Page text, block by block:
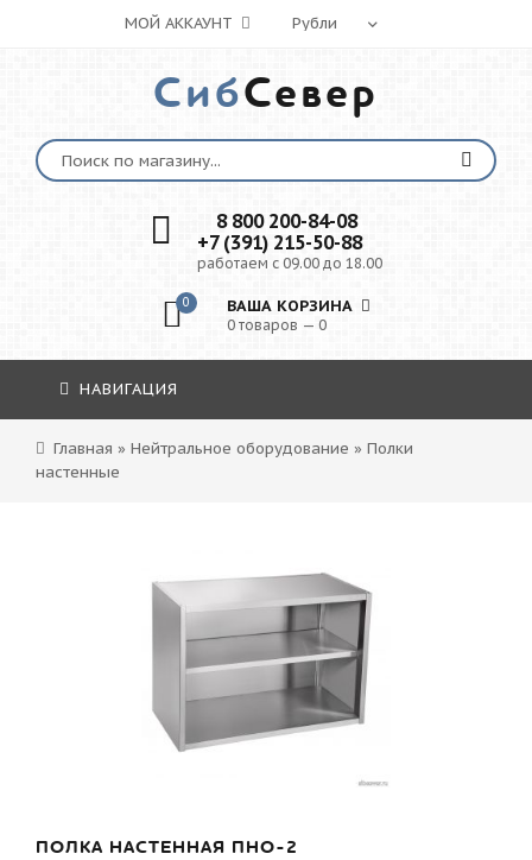
МОЙ АККАУНТ
СибСевер
8 800 200-84-08
+7 (391) 215-50-88
работаем с 09.00 до 18.00
0 ВАША КОРЗИНА
0 товаров — 0
НАВИГАЦИЯ
Главная » Нейтральное оборудование » Полки
настенные
ПОЛКА НАСТЕННАЯ ПНО-2